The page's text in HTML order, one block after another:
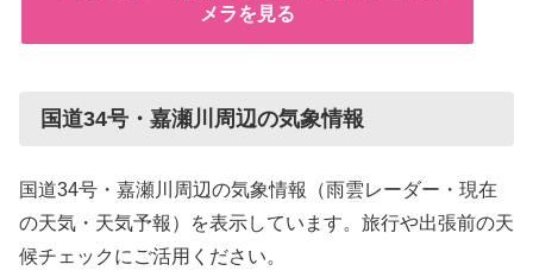
メラを見る
国道34号・嘉瀬川周辺の気象情報
国道34号・嘉瀬川周辺の気象情報（雨雲レーダー・現在
の天気・天気予報）を表示しています。旅行や出張前の天
候チェックにご活用ください。